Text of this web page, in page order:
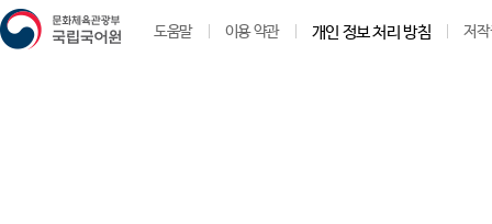
도움말 이용 약관 개인 정보 처리 방침 저